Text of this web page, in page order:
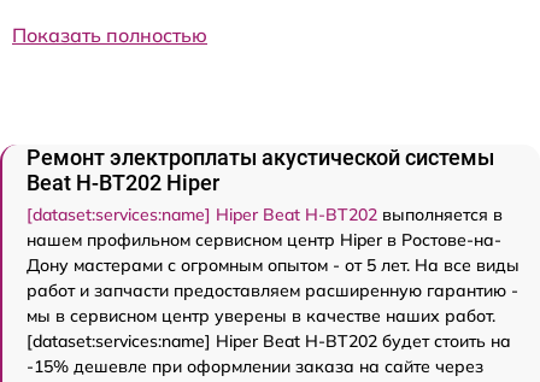
Показать полностью
Ремонт электроплаты акустической системы
Beat H-BT202 Hiper
[dataset:services:name] Hiper Beat H-BT202 выполняется в
нашем профильном сервисном центр Hiper в Ростове-на-
Дону мастерами с огромным опытом - от 5 лет. На все виды
работ и запчасти предоставляем расширенную гарантию -
мы в сервисном центр уверены в качестве наших работ.
[dataset:services:name] Hiper Beat H-BT202 будет стоить на
-15% дешевле при оформлении заказа на сайте через